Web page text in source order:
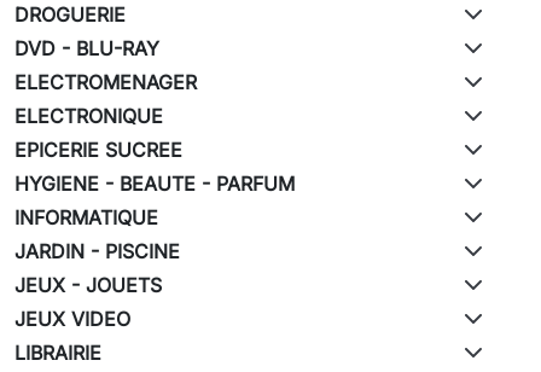
DROGUERIE
DVD - BLU-RAY
ELECTROMENAGER
ELECTRONIQUE
EPICERIE SUCREE
HYGIENE - BEAUTE - PARFUM
INFORMATIQUE
JARDIN - PISCINE
JEUX - JOUETS
JEUX VIDEO
LIBRAIRIE